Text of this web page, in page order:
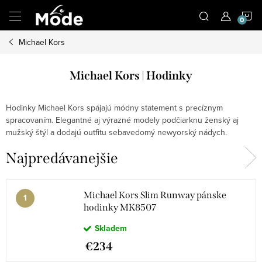
obsah
Michael Kors
Michael Kors | Hodinky
Hodinky Michael Kors spájajú módny statement s precíznym
spracovaním. Elegantné aj výrazné modely podčiarknu ženský aj
mužský štýl a dodajú outfitu sebavedomý newyorský nádych.
Najpredávanejšie
Michael Kors Slim Runway pánske
hodinky MK8507
Skladem
€234